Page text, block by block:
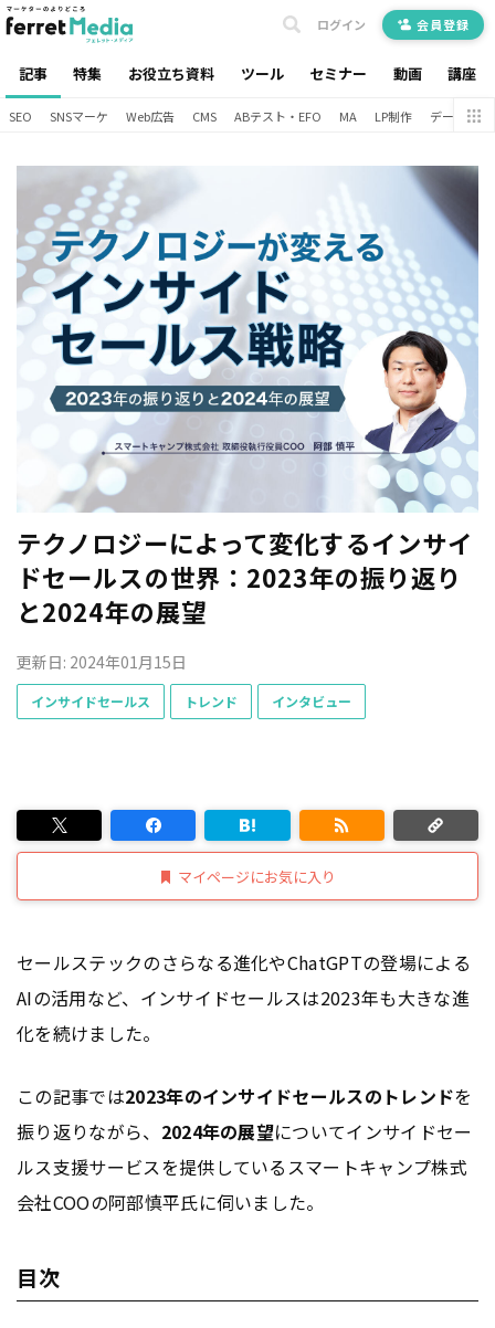
記事 特集 お役立ち資料 ツール セミナー 動画 講座
ログイン 会員登録
SEO SNSマーケ Web広告 CMS ABテスト・EFO MA LP制作 データ分析
テクノロジーによって変化するインサイ
ドセールスの世界：2023年の振り返り
と2024年の展望
更新日: 2024年01月15日
インサイドセールス トレンド インタビュー
マイページにお気に入り
セールステックのさらなる進化やChatGPTの登場による
AIの活用など、インサイドセールスは2023年も大きな進
化を続けました。
この記事では2023年のインサイドセールスのトレンドを
振り返りながら、 2024年の展望についてインサイドセー
ルス支援サービスを提供しているスマートキャンプ株式
会社COOの阿部慎平氏に伺いました。
目次